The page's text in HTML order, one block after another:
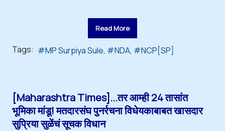
Read More
Tags: MP Surpiya Sule NDA NCP[SP]
[Maharashtra Times]...तर आम्ही 24 तासांत
भूमिका मांडू! मतदारसंघ पुनर्रचना विधेयकाबाबत खासदार
सुप्रिया सुळेंचं सूचक विधान